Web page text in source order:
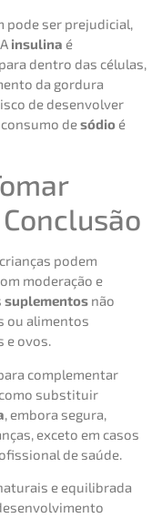
pode ser prejudicial,
insulina é
para dentro das células,
da gordura
de desenvolver
desódio é
podem
moderação e
suplementos não
ou alimentos
e ovos.
complementar
substituir
, embora segura,
exceto em casos
de saúde.
e equilibrada